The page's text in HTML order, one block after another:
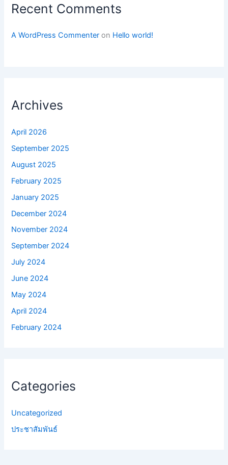
Recent Comments
A WordPress Commenter on Hello world!
Archives
April 2026
September 2025
August 2025
February 2025
January 2025
December 2024
November 2024
September 2024
July 2024
June 2024
May 2024
April 2024
February 2024
Categories
Uncategorized
ประชาสัมพันธ์